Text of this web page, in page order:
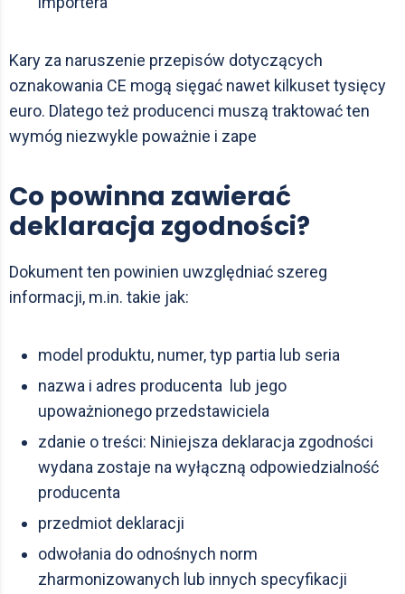
Kary za naruszenie przepisów dotyczących
oznakowania CE mogą sięgać nawet kilkuset tysięcy
euro. Dlatego też producenci muszą traktować ten
wymóg niezwykle poważnie i zape
Co powinna zawierać
deklaracja zgodności?
Dokument ten powinien uwzględniać szereg
informacji, m.in. takie jak:
model produktu, numer, typ partia lub seria
nazwa i adres producenta lub jego
upoważnionego przedstawiciela
zdanie o treści: Niniejsza deklaracja zgodności
wydana zostaje na wyłączną odpowiedzialność
producenta
przedmiot deklaracji
odwołania do odnośnych norm
zharmonizowanych lub innych specyfikacji